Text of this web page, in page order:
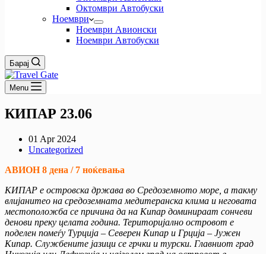
Октомври Автобуски
Ноември
Ноември Авионски
Ноември Автобуски
Барај
Menu
КИПАР 23.06
01 Apr 2024
Uncategorized
АВИОН 8 дена / 7 ноќевања
КИПАР е островска држава во Средоземното море, а такму
влијанитео на средоземната медитеранска клима и неговата
местоположба се причина да на Кипар доминираат сончеви
денови преку целата година. Територијално островот е
поделен помеѓу Турција – Северен Кипар и Грција – Јужен
Кипар. Службените јазици се грчки и турски. Главниот град